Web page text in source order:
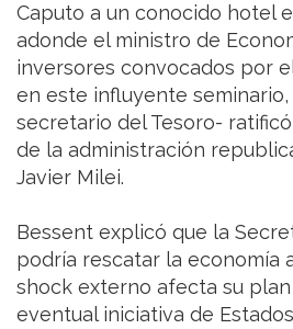
Caputo a un conocido hotel
adonde el ministro de
inversores convocados por
en este influyente
secretario del Tesoro-
de la administración
Javier Milei.
Bessent explicó que la
podría rescatar la economía
shock externo afecta su plan
eventual iniciativa de